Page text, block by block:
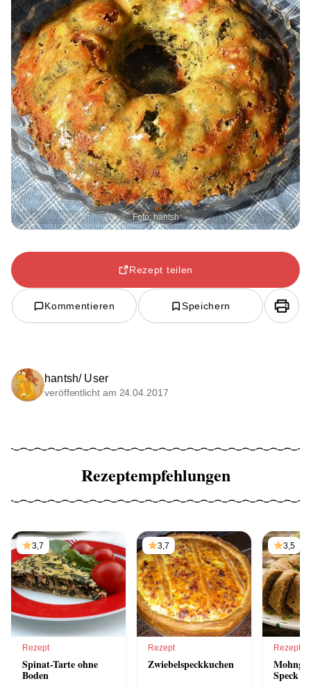
Foto: hantsh
Rezept teilen
Kommentieren Speichern
hantsh/ User
veröffentlicht am 24.04.2017
Rezeptempfehlungen
3,7
Rezept
Spinat-Tarte ohne
Boden
3,7
Rezept
Zwiebelspeckkuchen
3,5
Rezept
Speck